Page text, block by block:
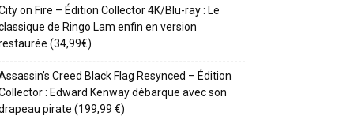
on Fire – Édition Collector 4K/Blu-ray : Le
de Ringo Lam enfin en version
(34,99€)
Creed Black Flag Resynced – Édition
: Edward Kenway débarque avec son
pirate (199,99 €)